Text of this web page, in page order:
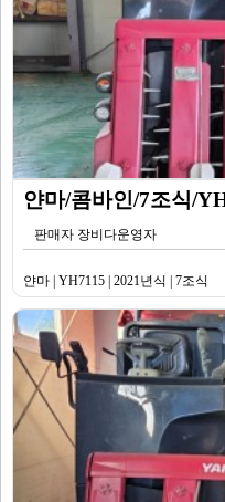
얀마/콤바인/7조식/
판매자 장비다운영자
얀마 | YH7115 | 2021년식 | 7조식